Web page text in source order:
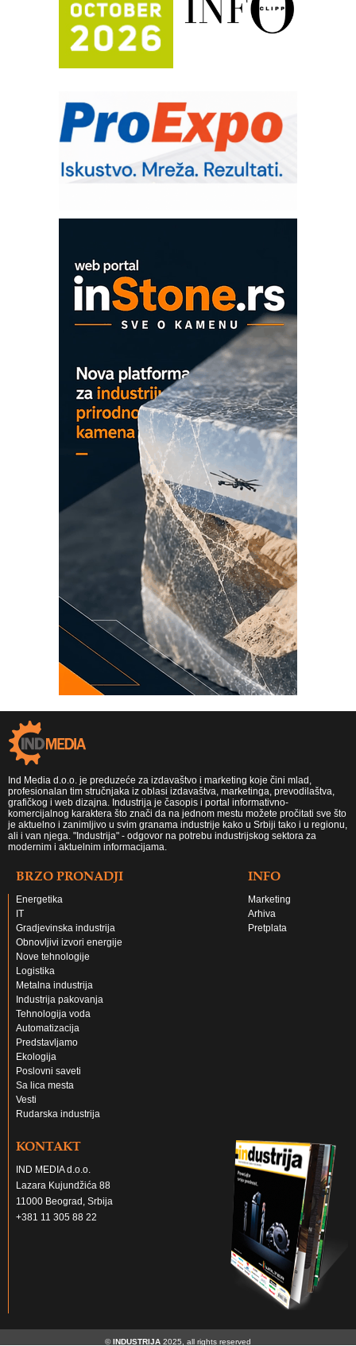
Potpuna efikasnost bez složenih
sistema
IB BLUMENAUER - više od 40 godina
poverenja u industriji
RMQ-TITAN ADVANCED INDICATOR
– Pametna signalizacija za efikasnije
upravljanje mašinama
EVOKS Maintenance Management
ROSA i SCHUNK podižu proizvodnju
na viši nivo
Detekcija različitih oblika
MAREX - Lim i mašine za savremena
Ind Media d.o.o. je preduzeće za izdavaštvo i marketing koje čini mlad,
profesionalan tim stručnjaka iz oblasi izdavaštva, marketinga, prevodilaštva,
grafičkog i web dizajna. Industrija je časopis i portal informativno-
komercijalnog karaktera što znači da na jednom mestu možete pročitati sve što
je aktuelno i zanimljivo u svim granama industrije kako u Srbiji tako i u regionu,
ali i van njega. "Industrija" - odgovor na potrebu industrijskog sektora za
modernim i aktuelnim informacijama.
BRZO PRONADJI
Energetika
IT
Gradjevinska industrija
Obnovljivi izvori energije
Nove tehnologije
Logistika
Metalna industrija
Industrija pakovanja
Tehnologija voda
Automatizacija
Predstavljamo
Ekologija
Poslovni saveti
Sa lica mesta
Vesti
Rudarska industrija
INFO
Marketing
Arhiva
Pretplata
KONTAKT
IND MEDIA d.o.o.
Lazara Kujundžića 88
11000 Beograd, Srbija
+381 11 305 88 22
© INDUSTRIJA 2025, all rights reserved